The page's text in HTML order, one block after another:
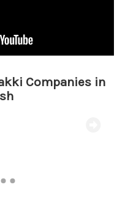
Companies in